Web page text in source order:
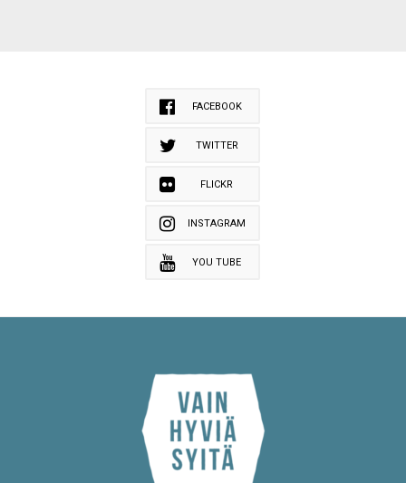
FACEBOOK
TWITTER
FLICKR
INSTAGRAM
YOU TUBE